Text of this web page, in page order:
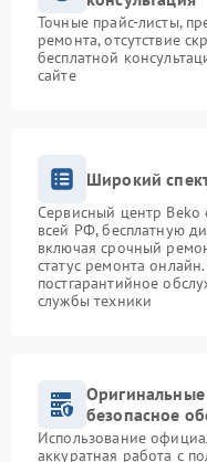
Точные прайс-листы,
ремонта, отсутствие
бесплатной
сайте
Широкий
Сервисный центр Beko
всей РФ, бесплатную
включая срочный
статус ремонта
постгарантийное
службы техники
безопасное
Использование
аккуратная работа с